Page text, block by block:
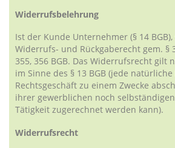
Widerrufsbelehrung
Ist der Kunde Unternehmer (§ 14
Widerrufs- und Rückgaberecht gem. §
355, 356 BGB. Das Widerrufsrecht gilt
im Sinne des § 13 BGB (jede
Rechtsgeschäft zu einem Zwecke
ihrer gewerblichen noch
Tätigkeit zugerechnet werden kann).
Widerrufsrecht